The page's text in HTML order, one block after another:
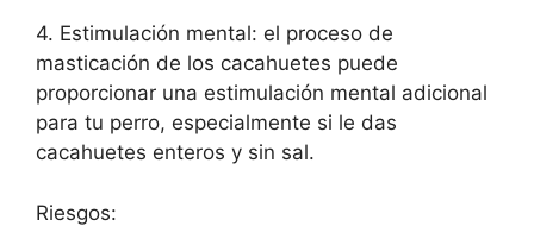
4. Estimulación mental: el proceso de
masticación de los cacahuetes puede
proporcionar una estimulación mental adicional
para tu perro, especialmente si le das
cacahuetes enteros y sin sal.
Riesgos: